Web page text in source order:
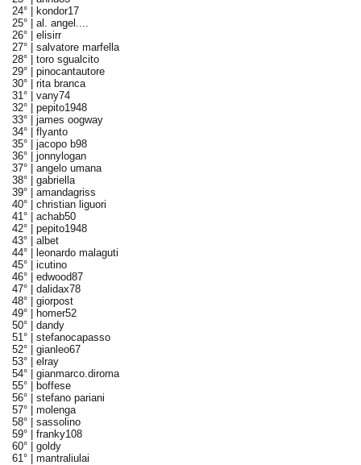
24° |
kondor17
25° | al. angel....
26° | elisirr
27° | salvatore marfella
28° | toro sgualcito
29° | pinocantautore
30° | rita branca
31° | vany74
32° | pepito1948
33° | james oogway
34° | flyanto
35° | jacopo b98
36° | jonnylogan
37° | angelo umana
38° | gabriella
39° | amandagriss
40° | christian liguori
41° | achab50
42° | pepito1948
43° | albet
44° |
leonardo malaguti
45° | icutino
46° | edwood87
47° | dalidax78
48° | giorpost
49° |
homer52
50° | dandy
51° | stefanocapasso
52° | gianleo67
53° | elray
54° | gianmarco.diroma
55° |
boffese
56° | stefano pariani
57° | molenga
58° | sassolino
59° | franky108
60° | goldy
61° | mantraliulai